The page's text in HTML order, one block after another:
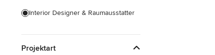
Interior Designer & Raumausstatter
Landschaftsarchitekten
Projektart